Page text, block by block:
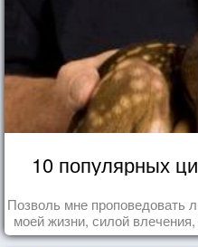
10 популярных
Позволь мне проповедовать
моей жизни, силой